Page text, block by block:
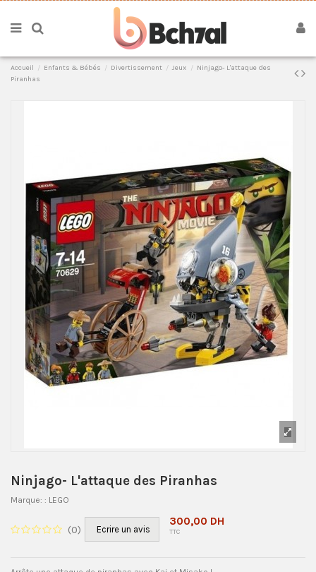
Accueil Enfants & Bébés Divertissement Jeux
Ninjago- L'attaque des
Piranhas
Ninjago- L'attaque des Piranhas
Marque: : LEGO
(0) Ecrire un avis
300,00 DH
TTC